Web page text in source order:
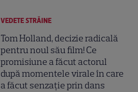
VEDETE STRĂINE
Tom Holland, decizie radicală
pentru noul său film! Ce
promisiune a făcut actorul
după momentele virale în care
a făcut senzație prin dans